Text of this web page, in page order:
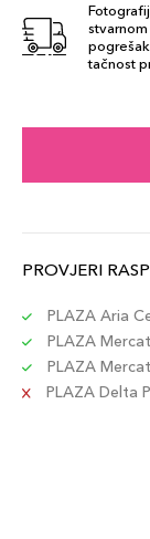
tačnost
PROVJERI
PLAZA Aria
PLAZA
PLAZA
PLAZA Delta